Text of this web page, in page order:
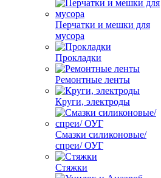
Перчатки и мешки для
мусора
Прокладки
Ремонтные ленты
Круги, электроды
Смазки силиконовые/
спреи/ ОУГ
Стяжки